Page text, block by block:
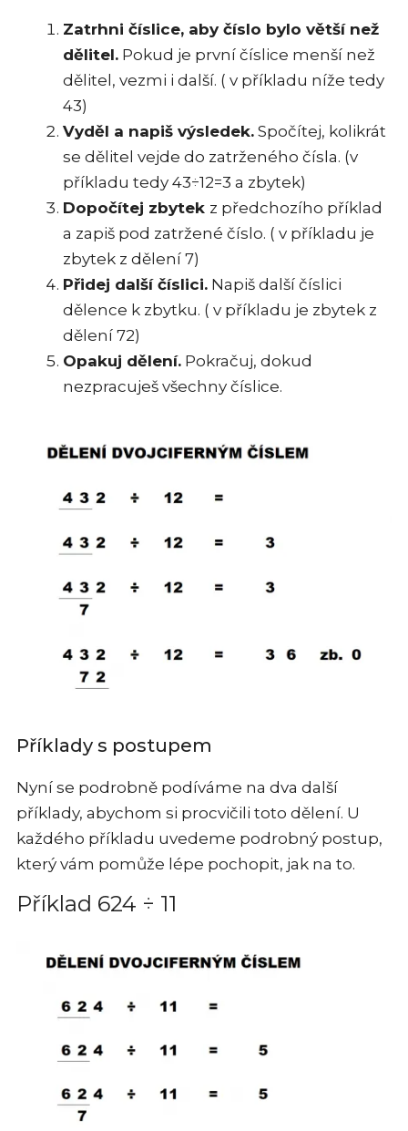
Zatrhni číslice, aby číslo bylo větší než
dělitel. Pokud je první číslice menší než
dělitel, vezmi i další. ( v příkladu níže tedy
43)
Vyděl a napiš výsledek. Spočítej, kolikrát
se dělitel vejde do zatrženého čísla. (v
příkladu tedy 43÷12=3 a zbytek)
Dopočítej zbytek z předchozího příklad
a zapiš pod zatržené číslo. ( v příkladu je
zbytek z dělení 7)
Přidej další číslici. Napiš další číslici
dělence k zbytku. ( v příkladu je zbytek z
dělení 72)
Opakuj dělení. Pokračuj, dokud
nezpracuješ všechny číslice.
Příklady s postupem
Nyní se podrobně podíváme na dva další
příklady, abychom si procvičili toto dělení. U
každého příkladu uvedeme podrobný postup,
který vám pomůže lépe pochopit, jak na to.
Příklad 624 ÷ 11